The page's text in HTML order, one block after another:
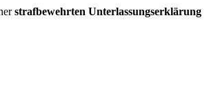
strafbewehrten Unterlassungserklärung